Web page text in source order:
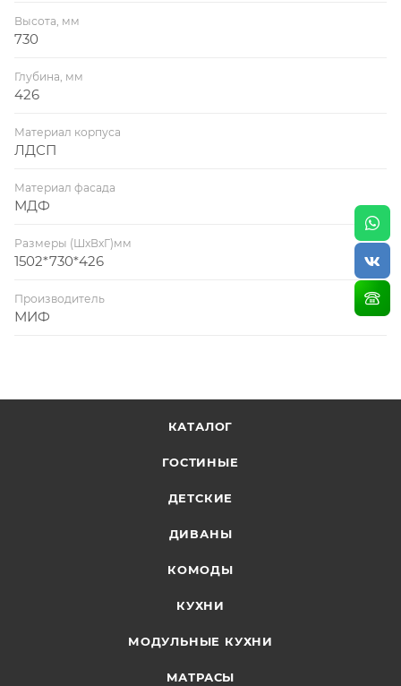
Высота, мм
730
Глубина, мм
426
Материал корпуса
ЛДСП
Материал фасада
МДФ
Размеры (ШхВхГ)мм
1502*730*426
Производитель
МИФ
КАТАЛОГ
ГОСТИНЫЕ
ДЕТСКИЕ
ДИВАНЫ
КОМОДЫ
КУХНИ
МОДУЛЬНЫЕ КУХНИ
МАТРАСЫ